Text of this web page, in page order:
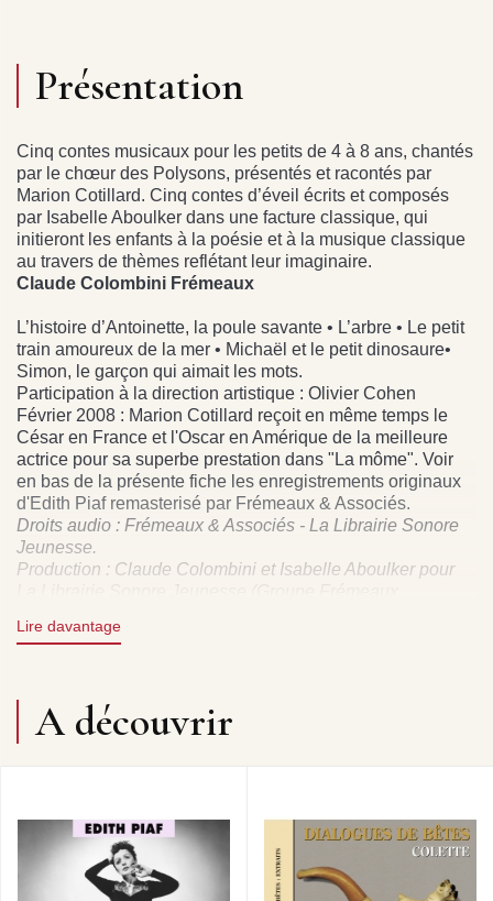
Présentation
Cinq contes musicaux pour les petits de 4 à 8 ans, chantés
par le chœur des Polysons, présentés et racontés par
Marion Cotillard. Cinq contes d’éveil écrits et composés
par Isabelle Aboulker dans une facture classique, qui
initieront les enfants à la poésie et à la musique classique
au travers de thèmes reflétant leur imaginaire.
Claude Colombini Frémeaux
L’histoire d’Antoinette, la poule savante • L’arbre • Le petit
train amoureux de la mer • Michaël et le petit dinosaure•
Simon, le garçon qui aimait les mots.
Participation à la direction artistique : Olivier Cohen
Février 2008 : Marion Cotillard reçoit en même temps le
César en France et l'Oscar en Amérique de la meilleure
actrice pour sa superbe prestation dans "La môme". Voir
en bas de la présente fiche les enregistrements originaux
d'Edith Piaf remasterisé par Frémeaux & Associés.
Droits audio : Frémeaux & Associés - La Librairie Sonore
Jeunesse.
Production : Claude Colombini et Isabelle Aboulker pour
Trigo pour le choeur des polysons.
L’histoire d’Antoinette, la poule savante • L’arbre • Le petit
Lire davantage
A découvrir